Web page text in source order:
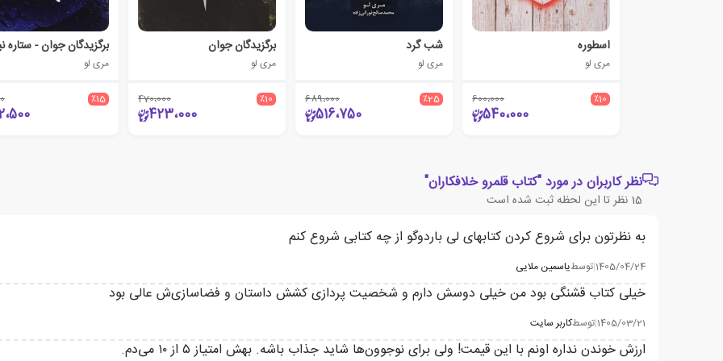
اسطوره
مری لو
٪10 600،000
540،000
شب گرد
مری لو
٪25 689،000
516،750
برگزیدگان جوان
مری لو
٪10 470،000
423،000
مری لو
٪15
نظر کاربران در مورد "کتاب قلمرو خلافکاران"
15 نظر تا این لحظه ثبت شده است
به نظرتون برای شروع کردن کتابهای لی باردوگو از چه کتابی شروع کنم
1405/04/24
|توسطیاسمین ملایی
خیلی کتاب قشنگی بود من خیلی دوسش دارم و شخصیت پردازی کشش داستان و فضاسازی‌ش عالی بود
1405/03/21
|توسطکاربر سایت
ارزش خوندن نداره اونم با این قیمت! ولی برای نوجوون‌ها شاید جذاب باشه. بهش امتیاز ۵ از ۱۰ می‌دم.